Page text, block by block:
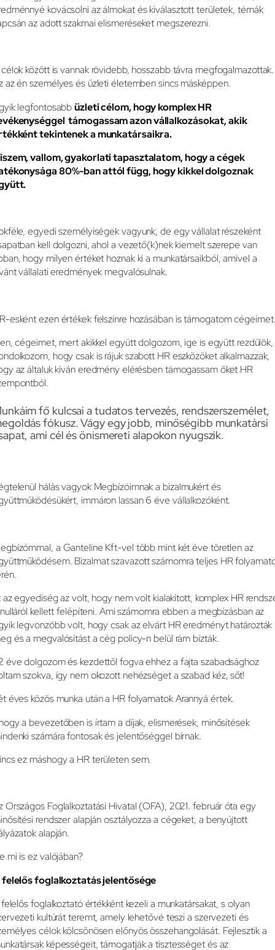
kovácsolni az álmokat és kiválasztott területek, témák
az adott szakmai elismeréseket megszerezni.
között is vannak rövidebb, hosszabb távra megfogalmazottak.
az én személyes és üzleti életemben sincs másképpen.
legfontosabbüzleti célom, hogy komplex HR
támogassam azon vállalkozásokat, akik
tekintenek a munkatársaikra.
vallom, gyakorlati tapasztalatom, hogy a cégek
80%-ban attól függ, hogy kikkel dolgoznak
egyedi személyiségek vagyunk, de egy vállalat részeként
kell dolgozni, ahol a vezető(k)nek kiemelt szerepe van
hogy milyen értéket hoznak ki a munkatársaikból, amivel a
vállalati eredmények megvalósulnak.
esként ezen értékek felszínre hozásában is támogatom
cégeimet, mert akikkel együtt dolgozom, ige is együtt rezdülök,
hogy csak is rájuk szabott HR eszközöket alkalmazzak,
az általuk kíván eredmény elérésben támogassam őket HR
fő kulcsai a tudatos tervezés, rendszerszemélet,
fókusz. Vágy egy jobb, minőségibb munkatársi
ami cél és önismereti alapokon nyugszik.
hálás vagyok Megbízóimnak a bizalmukért és
immáron lassan 6 éve vállalkozóként.
a Ganteline Kft-vel több mint két éve töretlen az
Bizalmat szavazott számomra teljes HR
az egyediség az volt, hogy nem volt kialakított, komplex HR
kellett felépíteni. Ami számomra ebben a megbízásban az
legvonzóbb volt, hogy csak az elvárt HR eredményt határozták
és a megvalósítást a cég policy-n belül rám bízták.
éve dolgozom és kezdettől fogva ehhez a fajta szabadsághoz
szokva, így nem okozott nehézséget a szabad kéz, sőt!
éves közös munka után a HR folyamatok Arannyá értek.
a bevezetőben is írtam a díjak, elismerések, minősítések
számára fontosak és jelentőséggel bírnak.
ez máshogy a HR területen sem.
Országos Foglalkoztatási Hivatal (OFA), 2021. február óta egy
rendszer alapján osztályozza a cégeket, a benyújtott
alapján.
mi is ez valójában?
felelős foglalkoztatás jelentősége
foglalkoztató értékként kezeli a munkatársakat, s olyan
kultúrát teremt, amely lehetővé teszi a szervezeti és
célok kölcsönösen előnyös összehangolását. Fejlesztik a
képességeit, támogatják a tisztességet és az